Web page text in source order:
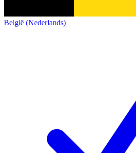
België (Nederlands)